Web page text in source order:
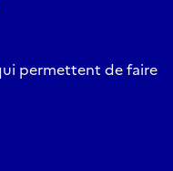
permettent de faire